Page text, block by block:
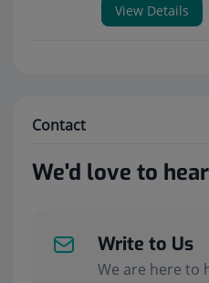
View Details
Contact
We'd love to
Write to Us
We are here to